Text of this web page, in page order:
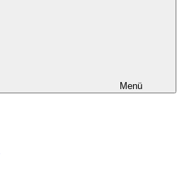
Menü